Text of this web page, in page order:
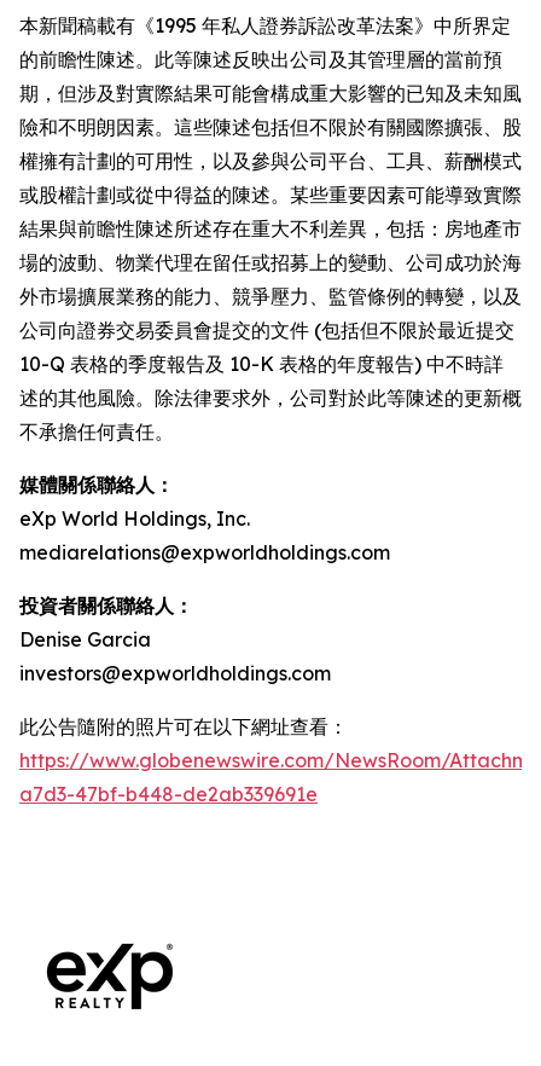
本新聞稿載有《1995 年私人證券訴訟改革法案》中所界定
的前瞻性陳述。此等陳述反映出公司及其管理層的當前預
期，但涉及對實際結果可能會構成重大影響的已知及未知風
險和不明朗因素。這些陳述包括但不限於有關國際擴張、股
權擁有計劃的可用性，以及參與公司平台、工具、薪酬模式
或股權計劃或從中得益的陳述。某些重要因素可能導致實際
結果與前瞻性陳述所述存在重大不利差異，包括：房地產市
場的波動、物業代理在留任或招募上的變動、公司成功於海
外市場擴展業務的能力、競爭壓力、監管條例的轉變，以及
公司向證券交易委員會提交的文件 (包括但不限於最近提交
10-Q 表格的季度報告及 10-K 表格的年度報告) 中不時詳
述的其他風險。除法律要求外，公司對於此等陳述的更新概
不承擔任何責任。
媒體關係聯絡人：
eXp World Holdings, Inc.
mediarelations@expworldholdings.com
投資者關係聯絡人：
Denise Garcia
investors@expworldholdings.com
此公告隨附的照片可在以下網址查看：
https://www.globenewswire.com/NewsRoom/
a7d3-47bf-b448-de2ab339691e